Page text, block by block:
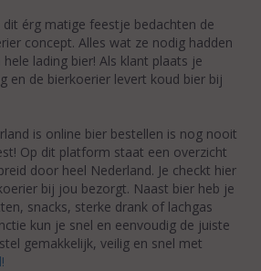
érg matige feestje bedachten de
concept. Alles wat ze nodig hadden
lading bier! Als klant plaats je
en de bierkoerier levert koud bier bij
is online bier bestellen is nog nooit
Op dit platform staat een overzicht
door heel Nederland. Je checkt hier
bij jou bezorgt. Naast bier heb je
snacks, sterke drank of lachgas
kun je snel en eenvoudig de juiste
gemakkelijk, veilig en snel met